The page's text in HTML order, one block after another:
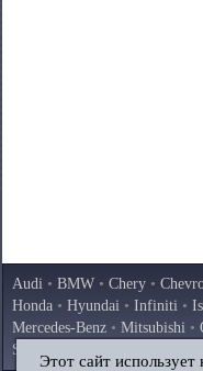
Audi • BMW • Chery •
Honda • Hyundai • Infiniti •
Mercedes-Benz • Mitsubishi •
Skoda
Этот сайт